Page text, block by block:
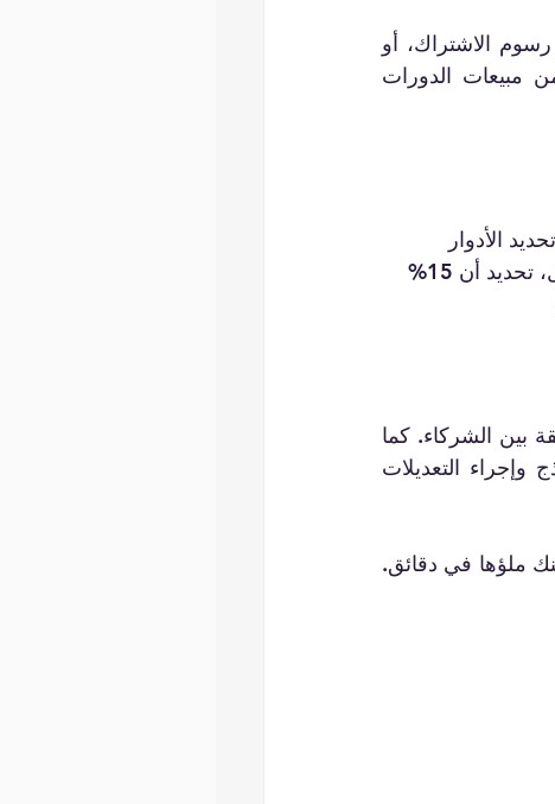
الأدوار
والمسؤوليات منذ البداية يمكن أن يمنع سوء الفهم في وقت لاحق. على سبيل المثال، تحديد أن 15%